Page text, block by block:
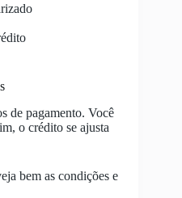
de pagamento. Você
o crédito se ajusta
bem as condições e